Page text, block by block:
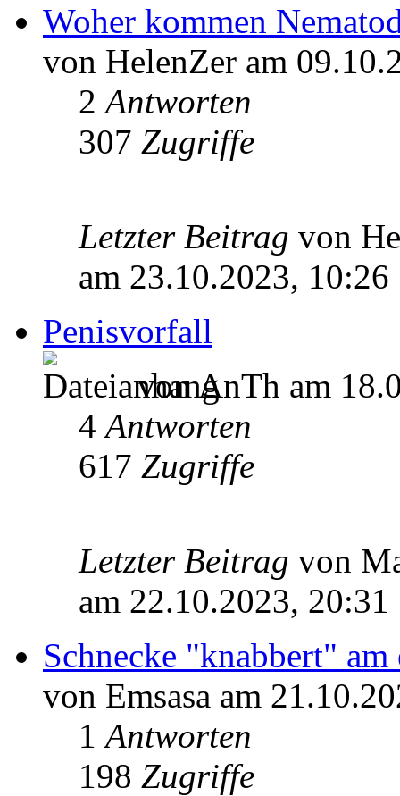
Woher kommen
von HelenZer am
2Antworten
307 Zugriffe
Letzter Beitrag von
am 23.10.2023, 10:26
Penisvorfall
von AnTh am
4Antworten
617 Zugriffe
Letzter Beitrag von
am 22.10.2023, 20:31
Schnecke "knabbert" am
von Emsasa am
1Antworten
198 Zugriffe